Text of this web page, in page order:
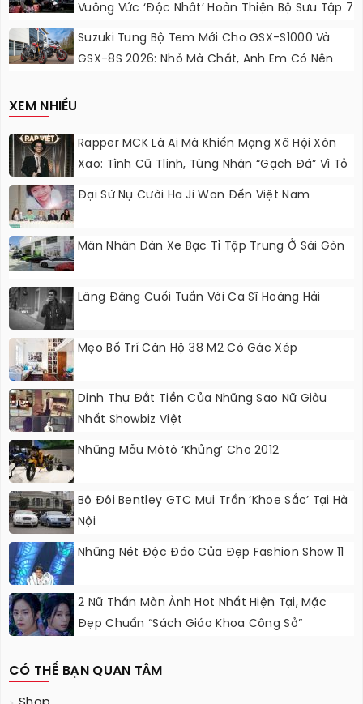
Vuông Vức ‘độc Nhất’ Hoàn Thiện Bộ Sưu Tập 7
Sắc Cầu Vồng
Suzuki Tung Bộ Tem Mới Cho GSX-S1000 Và
GSX-8S 2026: Nhỏ Mà Chất, Anh Em Có Nên
XEM NHIỀU
Rapper MCK Là Ai Mà Khiến Mạng Xã Hội Xôn
Xao: Tình Cũ Tlinh, Từng Nhận “gạch Đá” Vì Tỏ
Đại Sứ Nụ Cười Ha Ji Won Đến Việt Nam
Mãn Nhãn Dàn Xe Bạc Tỉ Tập Trung Ở Sài Gòn
Lãng Đãng Cuối Tuần Với Ca Sĩ Hoàng Hải
Mẹo Bố Trí Căn Hộ 38 M2 Có Gác Xép
Dinh Thự Đắt Tiền Của Những Sao Nữ Giàu
Nhất Showbiz Việt
Những Mẫu Môtô ‘khủng’ Cho 2012
Bộ Đôi Bentley GTC Mui Trần ‘khoe Sắc’ Tại Hà
Nội
Những Nét Độc Đáo Của Đẹp Fashion Show 11
2 Nữ Thần Màn Ảnh Hot Nhất Hiện Tại, Mặc
Đẹp Chuẩn “sách Giáo Khoa Công Sở”
CÓ THỂ BẠN QUAN TÂM